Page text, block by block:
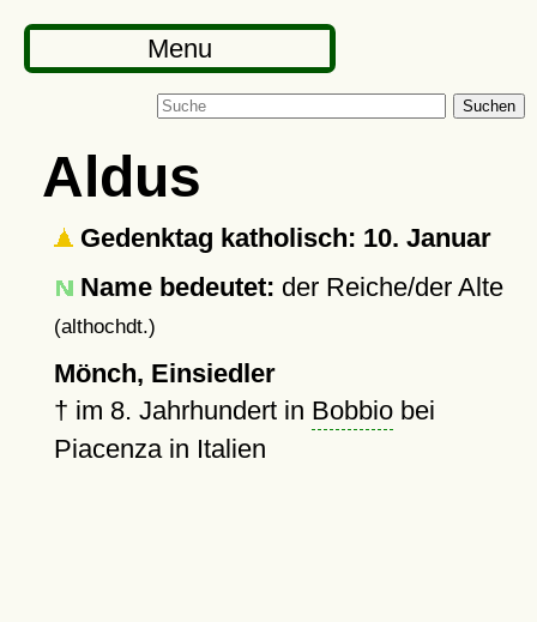
Menu
Suchen
Aldus
Gedenktag katholisch: 10. Januar
Name bedeutet: der Reiche/der Alte
(althochdt.)
Mönch, Einsiedler
† im 8. Jahrhundert in Bobbiobei
Piacenza in Italien